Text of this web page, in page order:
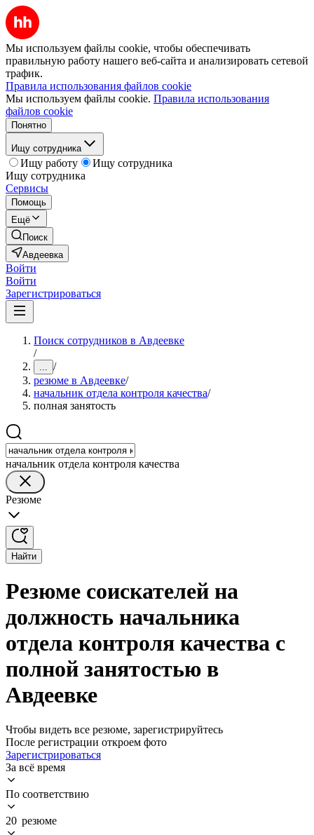
Мы используем файлы cookie, чтобы обеспечивать
правильную работу нашего веб-сайта и анализировать сетевой
трафик.
Правила использования файлов cookie
Мы используем файлы cookie. Правила использования
файлов cookie
Понятно
Ищу сотрудника
Ищу работу
Ищу сотрудника
Ищу сотрудника
Сервисы
Помощь
Ещё
Поиск
Авдеевка
Войти
Войти
Зарегистрироваться
Поиск сотрудников в Авдеевке
/
... /
резюме в Авдеевке/
начальник отдела контроля качества/
полная занятость
начальник отдела контроля качества
Резюме
Найти
Резюме соискателей на
должность начальника
отдела контроля качества с
полной занятостью в
Авдеевке
Чтобы видеть все резюме, зарегистрируйтесь
После регистрации откроем фото
Зарегистрироваться
За всё время
По соответствию
20 резюме